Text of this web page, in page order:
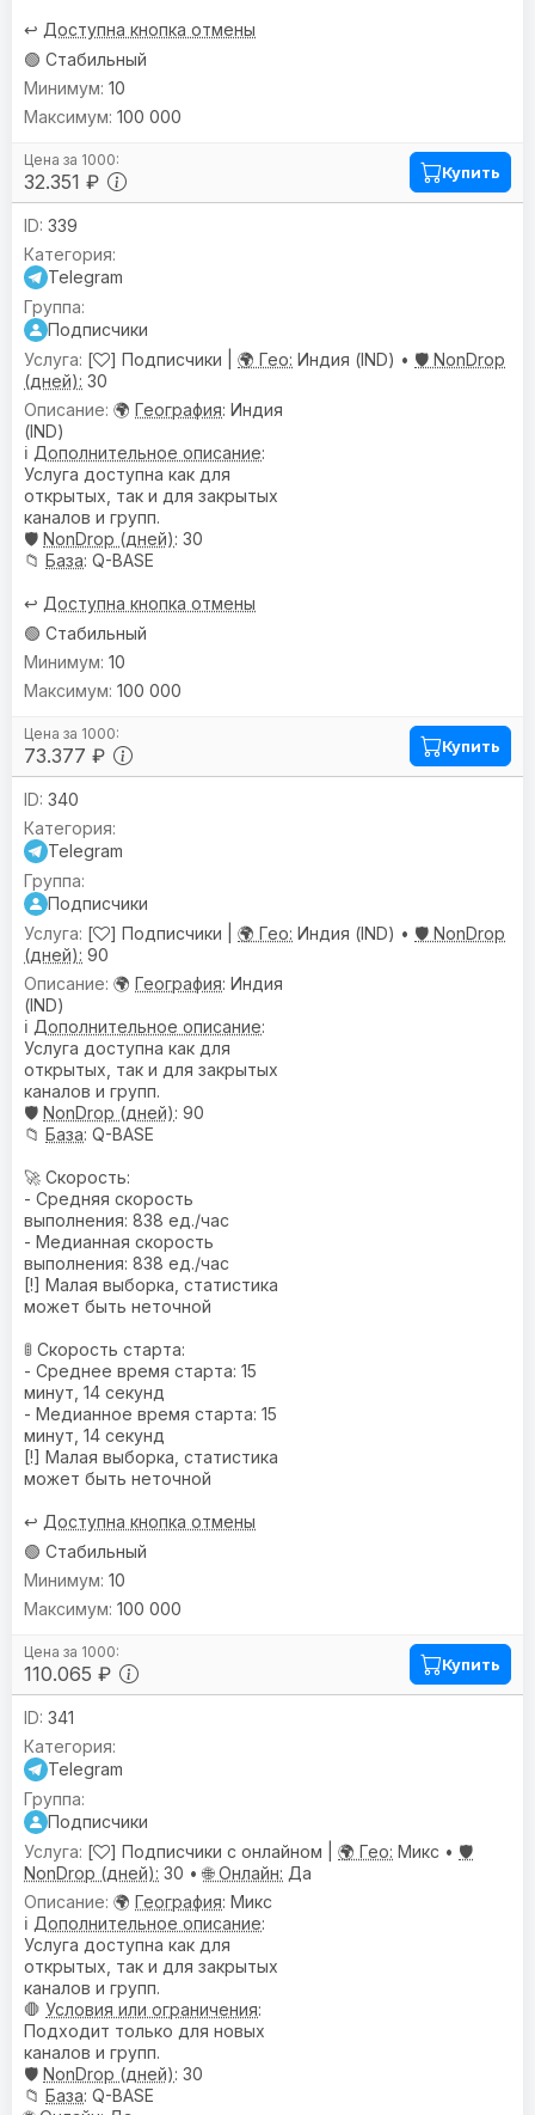
↩️ Доступна кнопка отмены
🟢 Стабильный
32.351 ₽
10
100 000
Купить
339
Telegram
Подписчики
[
] Подписчики | 🌍 Гео: Индия (IND) • 🛡️ NonDrop
(дней): 30
🌍 География: Индия
(IND)
ℹ️ Дополнительное описание:
Услуга доступна как для
открытых, так и для закрытых
каналов и групп.
🛡️ NonDrop (дней): 30
📁 База: Q-BASE
↩️ Доступна кнопка отмены
🟢 Стабильный
73.377 ₽
10
100 000
Купить
340
Telegram
Подписчики
[
] Подписчики | 🌍 Гео: Индия (IND) • 🛡️ NonDrop
(дней): 90
🌍 География: Индия
(IND)
ℹ️ Дополнительное описание:
Услуга доступна как для
открытых, так и для закрытых
каналов и групп.
🛡️ NonDrop (дней): 90
📁 База: Q-BASE
🚀 Скорость:
- Средняя скорость
выполнения: 838 ед./час
- Медианная скорость
выполнения: 838 ед./час
[!] Малая выборка, статистика
может быть неточной
🚦 Скорость старта:
- Среднее время старта: 15
минут, 14 секунд
- Медианное время старта: 15
минут, 14 секунд
[!] Малая выборка, статистика
может быть неточной
↩️ Доступна кнопка отмены
🟢 Стабильный
110.065 ₽
10
100 000
Купить
341
Telegram
Подписчики
[
] Подписчики с онлайном | 🌍 Гео: Микс • 🛡️
NonDrop (дней): 30 •🌐 Онлайн: Да
🌍 География: Микс
ℹ️ Дополнительное описание:
Услуга доступна как для
открытых, так и для закрытых
каналов и групп.
🛑 Условия или ограничения:
Подходит только для новых
каналов и групп.
🛡️ NonDrop (дней): 30
📁 База: Q-BASE